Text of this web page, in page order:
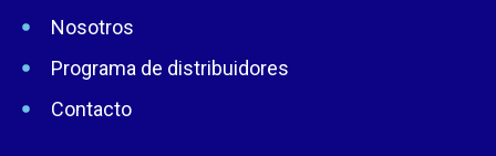
Nosotros
Programa de distribuidores
Contacto